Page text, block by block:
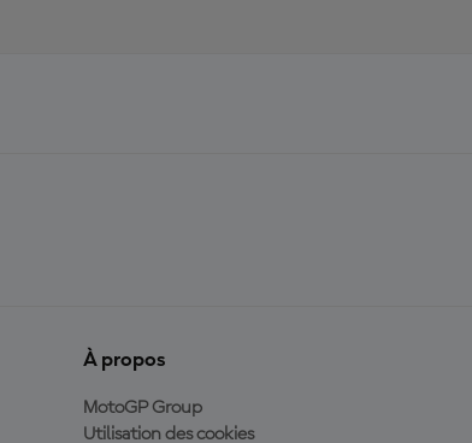
À propos
MotoGP Group
Utilisation des cookies